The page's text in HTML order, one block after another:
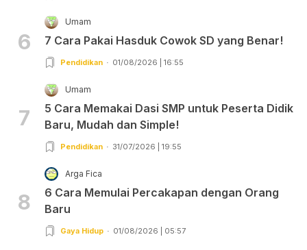
6
Umam
7 Cara Pakai Hasduk Cowok SD yang Benar!
Pendidikan 01/08/2026 | 16:55
7
Umam
5 Cara Memakai Dasi SMP untuk Peserta Didik
Baru, Mudah dan Simple!
Pendidikan 31/07/2026 | 19:55
8
Arga Fica
6 Cara Memulai Percakapan dengan Orang
Baru
Gaya Hidup 01/08/2026 | 05:57